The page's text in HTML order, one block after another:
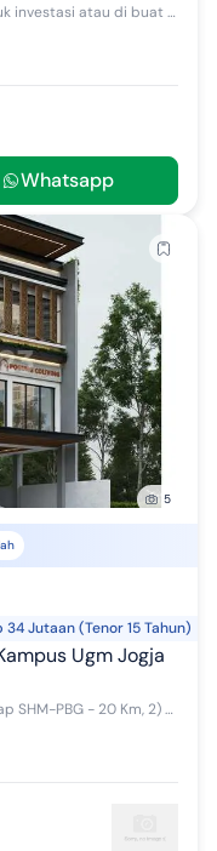
Dijual tanah beserta bangunan cocok untuk investasi atau di buat kos kos an di Pogung baru, radius 3 menit dari Kampus UGM Akses jalan konblok dan ...
Whatsapp
5
34 Jutaan (Tenor 15 Tahun)
Ugm Jogja
Spesifikasi: - Lt 193 m² - Lb 421 m² - Lengkap SHM-PBG - 20 Km, 2) Kt + Mezanine - Parkir 5 Mobil, 20 motor Harga 5,5 Milyar Fasum: ...